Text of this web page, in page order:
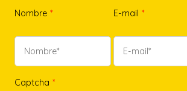
Nombre * E-mail *
Captcha *